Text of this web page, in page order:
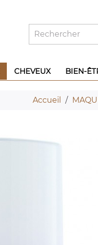
CHEVEUX BIEN-
Accueil